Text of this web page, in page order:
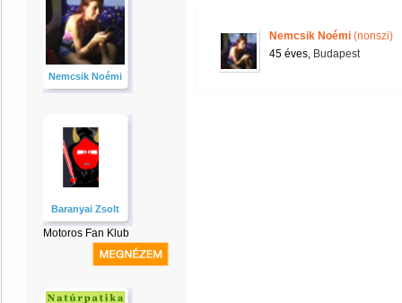
Nemcsik Noémi
Baranyai Zsolt
Motoros Fan Klub
Nemcsik Noémi (nonszi)
45 éves, Budapest